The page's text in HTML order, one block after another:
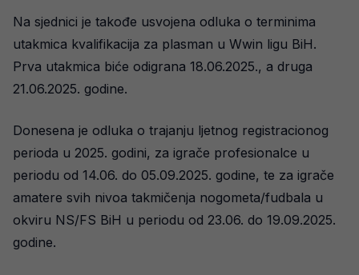
Na sjednici je takođe usvojena odluka o terminima
utakmica kvalifikacija za plasman u Wwin ligu BiH.
Prva utakmica biće odigrana 18.06.2025., a druga
21.06.2025. godine.
Donesena je odluka o trajanju ljetnog registracionog
perioda u 2025. godini, za igrače profesionalce u
periodu od 14.06. do 05.09.2025. godine, te za igrače
amatere svih nivoa takmičenja nogometa/fudbala u
okviru NS/FS BiH u periodu od 23.06. do 19.09.2025.
godine.